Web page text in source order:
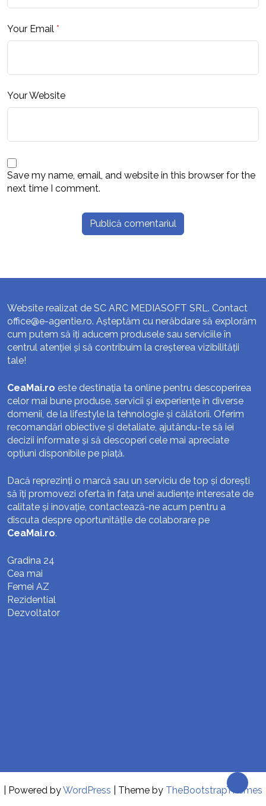
Your Email *
Your Website
Save my name, email, and website in this browser for the
next time I comment.
Website realizat de SC ARC MEDIASOFT SRL. Contact
office@e-agentie.ro. Așteptăm cu nerăbdare să explorăm
cum putem să îți aducem produsele sau serviciile în
centrul atenției și să contribuim la creșterea vizibilității
tale!
CeaMai.ro este destinația ta online pentru descoperirea
celor mai bune produse, servicii și experiențe în diverse
domenii, de la lifestyle la tehnologie și călătorii. Oferim
recomandări obiective și detaliate, ajutându-te să iei
decizii informate și să descoperi cele mai apreciate
opțiuni disponibile pe piață.
Dacă reprezinți o marcă sau un serviciu de top și dorești
să îți promovezi oferta în fața unei audiențe interesate de
calitate și inovație, contactează-ne acum pentru a
discuta despre oportunitățile de colaborare pe
CeaMai.ro.
Gradina 24
Cea mai
Femei AZ
Rezidential
Dezvoltator
| Powered byWordPress | Theme by TheBootstrapThemes